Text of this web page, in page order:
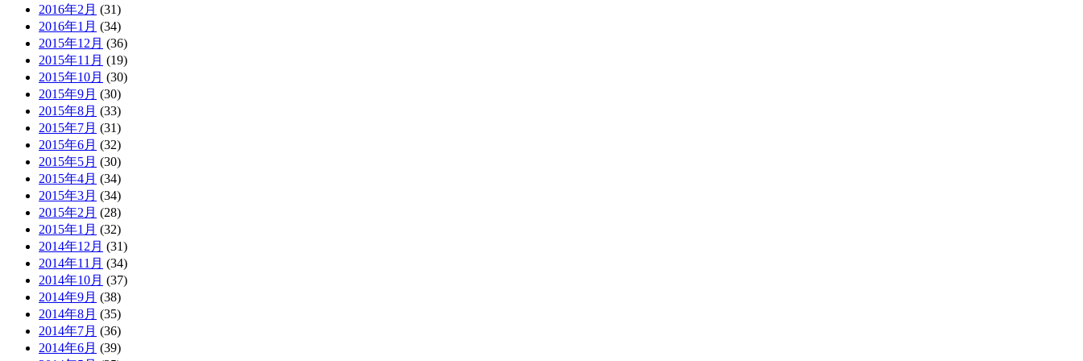
2016年2月 (31)
2016年1月 (34)
2015年12月 (36)
2015年11月 (19)
2015年10月 (30)
2015年9月 (30)
2015年8月 (33)
2015年7月 (31)
2015年6月 (32)
2015年5月 (30)
2015年4月 (34)
2015年3月 (34)
2015年2月 (28)
2015年1月 (32)
2014年12月 (31)
2014年11月 (34)
2014年10月 (37)
2014年9月 (38)
2014年8月 (35)
2014年7月 (36)
2014年6月 (39)